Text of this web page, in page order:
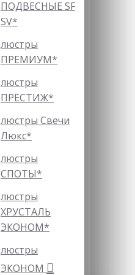
ПОДВЕСНЫЕ SF
SV*
люстры
ПРЕМИУМ*
люстры
ПРЕСТИЖ*
люстры Свечи
Люкс*
люстры
СПОТЫ*
люстры
ХРУСТАЛЬ
ЭКОНОМ*
люстры
ЭКОНОМ